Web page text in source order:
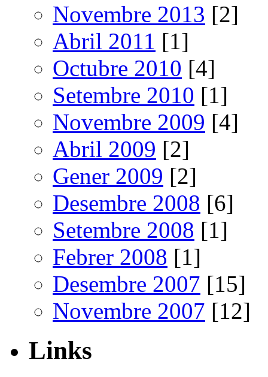
Novembre 2013 [2]
Abril 2011 [1]
Octubre 2010 [4]
Setembre 2010 [1]
Novembre 2009 [4]
Abril 2009 [2]
Gener 2009 [2]
Desembre 2008 [6]
Setembre 2008 [1]
Febrer 2008 [1]
Desembre 2007 [15]
Novembre 2007 [12]
Links